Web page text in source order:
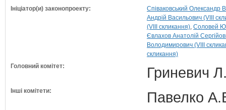
Ініціатор(и) законопроекту:
Співаковський Олександр
Андрій Васильович (VIII
(VIII скликання) Соловей
Євлахов Анатолій
Володимирович (VIII
скликання)
Головний комітет:
Гриневич
Інші комітети:
Павелко